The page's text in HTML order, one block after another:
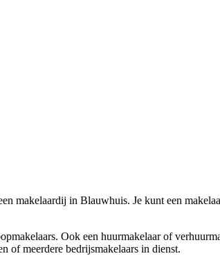
makelaardij in Blauwhuis. Je kunt een
Ook een huurmakelaar of
of meerdere bedrijsmakelaars in dienst.